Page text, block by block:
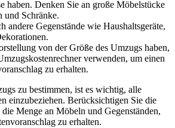
haben. Denken Sie an große Möbelstücke
und Schränke.
andere Gegenstände wie Haushaltsgeräte,
von der Größe des Umzugs haben,
verwenden, um einen
zu erhalten.
zu bestimmen, ist es wichtig, alle
einzubeziehen. Berücksichtigen Sie die
Menge an Möbeln und Gegenständen,
zu erhalten.